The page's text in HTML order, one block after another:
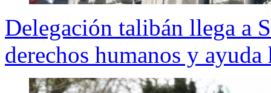
Delegación talibán llega a
derechos humanos y